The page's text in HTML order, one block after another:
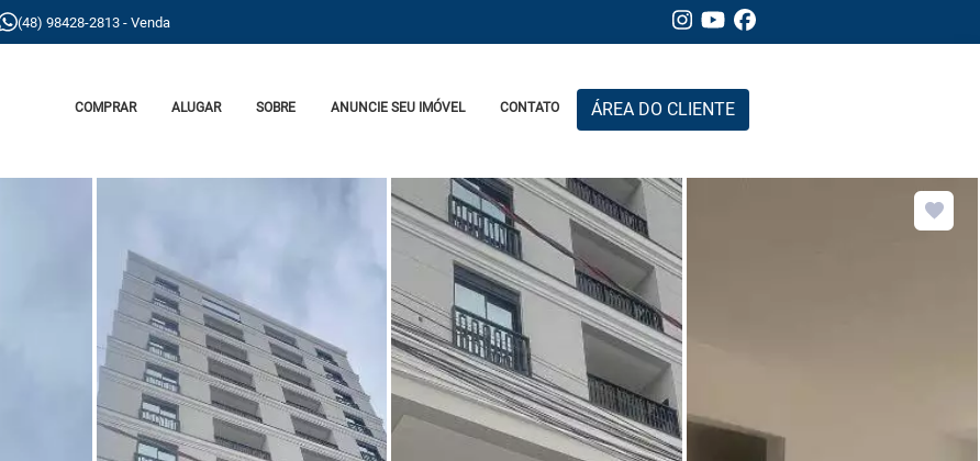
(48) 98428-2813 - Venda
COMPRAR ALUGAR SOBRE ANUNCIE SEU IMÓVEL CONTATO ÁREA DO CLIENTE